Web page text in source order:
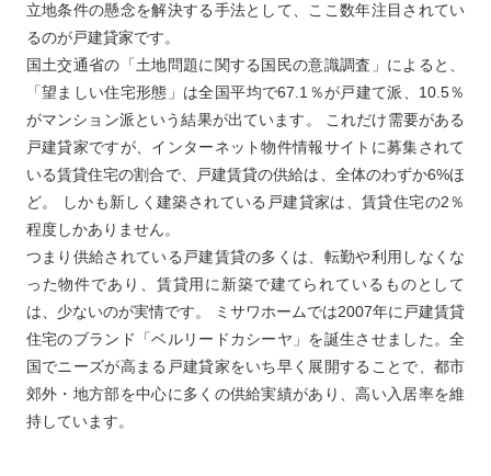
立地条件の懸念を解決する手法として、ここ数年注目されてい
るのが戸建貸家です。
国土交通省の「土地問題に関する国民の意識調査」によると、
「望ましい住宅形態」は全国平均で67.1％が戸建て派、10.5％
がマンション派という結果が出ています。 これだけ需要がある
戸建貸家ですが、インターネット物件情報サイトに募集されて
いる賃貸住宅の割合で、戸建賃貸の供給は、全体のわずか6%ほ
ど。 しかも新しく建築されている戸建貸家は、賃貸住宅の2％
程度しかありません。
つまり供給されている戸建賃貸の多くは、転勤や利用しなくな
った物件であり、賃貸用に新築で建てられているものとして
は、少ないのが実情です。 ミサワホームでは2007年に戸建賃貸
住宅のブランド「ベルリードカシーヤ」を誕生させました。全
国でニーズが高まる戸建貸家をいち早く展開することで、都市
郊外・地方部を中心に多くの供給実績があり、高い入居率を維
持しています。